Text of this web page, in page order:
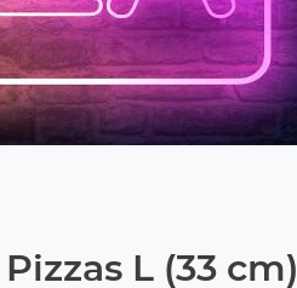
L (33 cm)